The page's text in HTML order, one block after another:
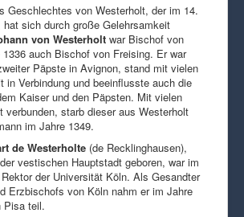
Geschlechtes von Westerholt, der im 14.
hat sich durch große Gelehrsamkeit
von Westerholt war Bischof von
1336 auch Bischof von Freising. Er war
Päpste in Avignon, stand mit vielen
in Verbindung und beeinflusste auch die
Kaiser und den Päpsten. Mit vielen
verbunden, starb dieser aus Westerholt
im Jahre 1349.
de Westerholte (de Recklinghausen),
vestischen Hauptstadt geboren, war im
der Universität Köln. Als Gesandter
Erzbischofs von Köln nahm er im Jahre
Pisa teil.